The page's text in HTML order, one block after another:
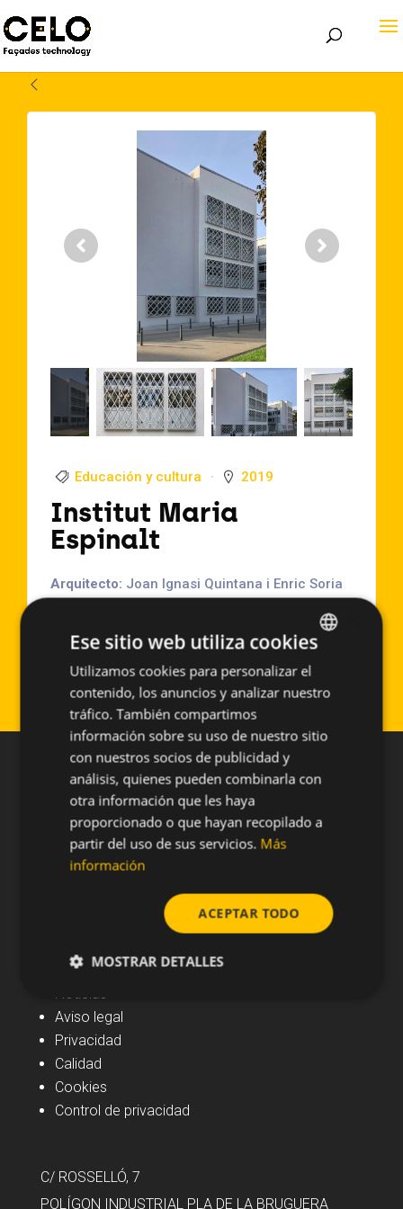
Educación y cultura 2019
Institut Maria
Espinalt
Arquitecto: Joan Ignasi Quintana i Enric Soria
Superficie aproximada:300 m2
Sistema empleado:SISTEMAS A MEDIDA
Navegación
Noticias
Aviso legal
Privacidad
Calidad
Cookies
Control de privacidad
C/ ROSSELLÓ, 7
POLÍGON INDUSTRIAL PLA DE LA BRUGUERA
SPANISH
ENGLISH
Ese sitio web utiliza cookies
Utilizamos cookies para personalizar el
contenido, los anuncios y analizar nuestro
tráfico. También compartimos
información sobre su uso de nuestro sitio
con nuestros socios de publicidad y
análisis, quienes pueden combinarla con
otra información que les haya
proporcionado o que hayan recopilado a
partir del uso de sus servicios. Más
información
ACEPTAR TODO
MOSTRAR DETALLES